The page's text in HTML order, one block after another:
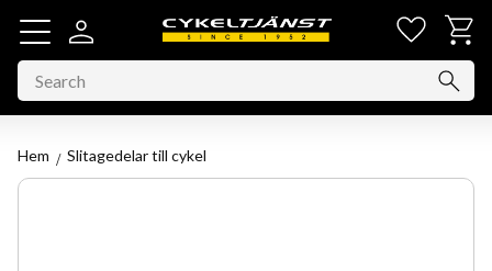
Menu
Basket
Hem Slitagedelar till cykel